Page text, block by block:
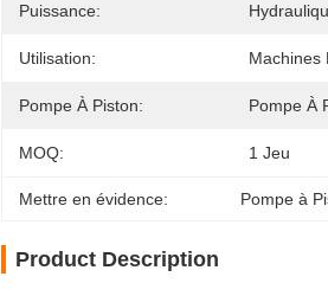
Puissance:
Utilisation: Machines
Pompe À Piston: Pompe À
MOQ: 1 Jeu
Mettre en évidence: Pompe à
Product Description